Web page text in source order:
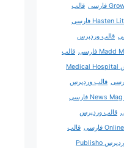
قالب
قالب وردپرس
قالب
قالب وردپرس Medical Hospital
قالب وردپرس
قالب وردپرس
قالب
قالب وردپرس Publisho